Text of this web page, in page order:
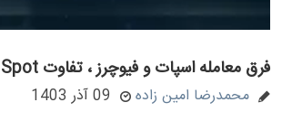
فرق معامله اسپات و فیوچرز ، تفاوت Spot و Futures
محمدرضا امین زاده 09 آذر 1403